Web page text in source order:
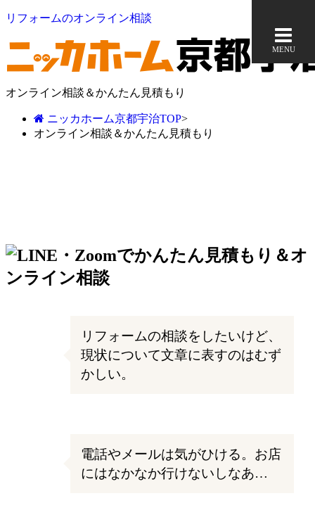
リフォームのオンライン相談
MENU
オンライン相談＆かんたん見積もり
ニッカホーム京都宇治TOP>
オンライン相談＆かんたん見積もり
リフォームの相談をしたいけど、
現状について文章に表すのはむず
かしい。
電話やメールは気がひける。お店
にはなかなか行けないしなあ…